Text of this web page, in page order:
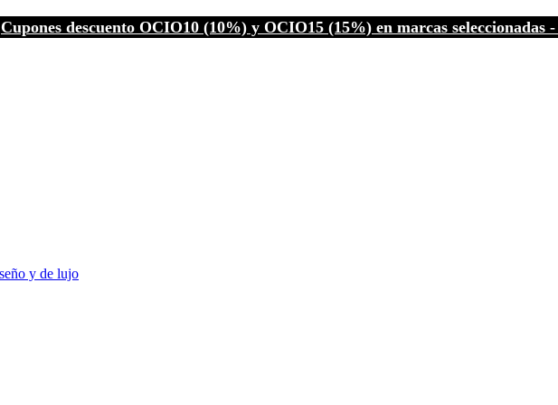
Cupones descuento OCIO10 (10%) y OCIO15 (15%) en marcas seleccionadas